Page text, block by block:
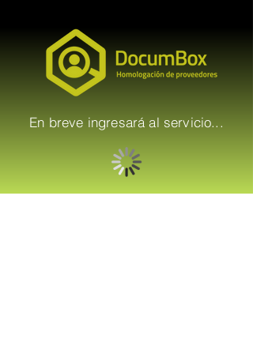
En breve ingresará al servicio...